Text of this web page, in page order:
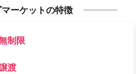
マーケットの特徴
制限
渡